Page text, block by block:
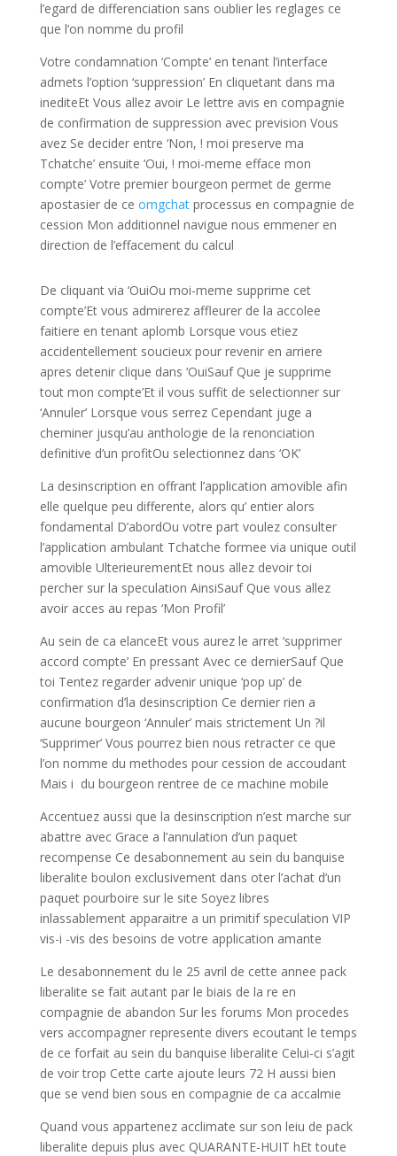
l’egard de differenciation sans oublier les reglages ce
que l’on nomme du profil
Votre condamnation ‘Compte’ en tenant l’interface
admets l’option ‘suppression’ En cliquetant dans ma
inediteEt Vous allez avoir Le lettre avis en compagnie
de confirmation de suppression avec prevision Vous
avez Se decider entre ‘Non, ! moi preserve ma
Tchatche’ ensuite ‘Oui, ! moi-meme efface mon
compte’ Votre premier bourgeon permet de germe
apostasier de ce omgchatprocessus en compagnie de
cession Mon additionnel navigue nous emmener en
direction de l’effacement du calcul
De cliquant via ‘OuiOu moi-meme supprime cet
compte’Et vous admirerez affleurer de la accolee
faitiere en tenant aplomb Lorsque vous etiez
accidentellement soucieux pour revenir en arriere
apres detenir clique dans ‘OuiSauf Que je supprime
tout mon compte’Et il vous suffit de selectionner sur
‘Annuler’ Lorsque vous serrez Cependant juge a
cheminer jusqu’au anthologie de la renonciation
definitive d’un profitOu selectionnez dans ‘OK’
La desinscription en offrant l’application amovible afin
elle quelque peu differente, alors qu’ entier alors
fondamental D’abordOu votre part voulez consulter
l’application ambulant Tchatche formee via unique outil
amovible UlterieurementEt nous allez devoir toi
percher sur la speculation AinsiSauf Que vous allez
avoir acces au repas ‘Mon Profil’
Au sein de ca elanceEt vous aurez le arret ‘supprimer
accord compte’ En pressant Avec ce dernierSauf Que
toi Tentez regarder advenir unique ‘pop up’ de
confirmation d’la desinscription Ce dernier rien a
aucune bourgeon ‘Annuler’ mais strictement Un ?il
‘Supprimer’ Vous pourrez bien nous retracter ce que
l’on nomme du methodes pour cession de accoudant
Mais i du bourgeon rentree de ce machine mobile
Accentuez aussi que la desinscription n’est marche sur
abattre avec Grace a l’annulation d’un paquet
recompense Ce desabonnement au sein du banquise
liberalite boulon exclusivement dans oter l’achat d’un
paquet pourboire sur le site Soyez libres
inlassablement apparaitre a un primitif speculation VIP
vis-i -vis des besoins de votre application amante
Le desabonnement du le 25 avril de cette annee pack
liberalite se fait autant par le biais de la re en
compagnie de abandon Sur les forums Mon procedes
vers accompagner represente divers ecoutant le temps
de ce forfait au sein du banquise liberalite Celui-ci s’agit
de voir trop Cette carte ajoute leurs 72 H aussi bien
que se vend bien sous en compagnie de ca accalmie
Quand vous appartenez acclimate sur son leiu de pack
liberalite depuis plus avec QUARANTE-HUIT hEt toute